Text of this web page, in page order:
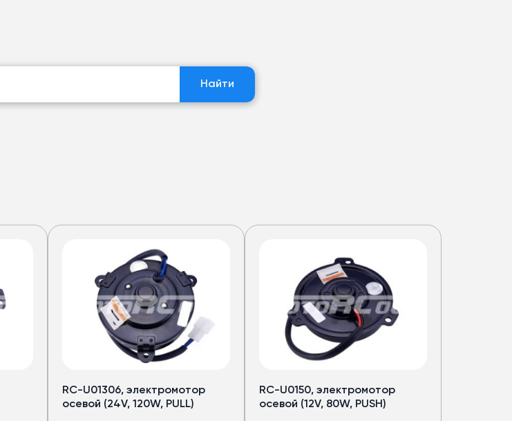
Найти
RC-U01306, электромотор
осевой (24V, 120W, PULL)
RC-U0150, электромотор
осевой (12V, 80W, PUSH)